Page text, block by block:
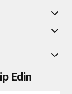
Edin